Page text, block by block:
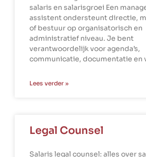
salaris en salarisgroei Een
assistent ondersteunt directie,
of bestuur op organisatorisch en
administratief niveau. Je bent
verantwoordelijk voor agenda’s,
communicatie, documentatie en
Lees verder »
Legal Counsel
Salaris legal counsel: alles over